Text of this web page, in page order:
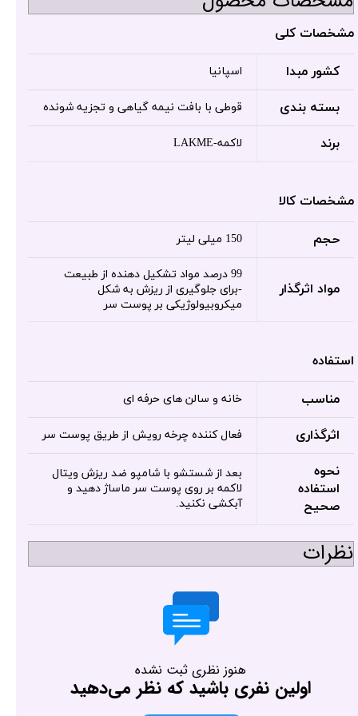
مشخصات کلی
کشور مبدا اسپانیا
بسته بندی قوطی با بافت نیمه گیاهی و تجزیه شونده
برند لاکمه-LAKME
مشخصات کالا
حجم 150 میلی لیتر
مواد اثرگذار
99 درصد مواد تشکیل دهنده از طبیعت
-برای جلوگیری از ریزش به شکل
میکروبیولوژیکی بر پوست سر
استفاده
مناسب خانه و سالن های حرفه ای
اثرگذاری فعال کننده چرخه رویش از طریق پوست سر
نحوه
استفاده
صحیح
بعد از شستشو با شامپو ضد ریزش ویتال
لاکمه بر روی پوست سر ماساژ دهید و
آبکشی نکنید.
نظرات
هنوز نظری ثبت نشده
اولین نفری باشید که نظر می‌دهید